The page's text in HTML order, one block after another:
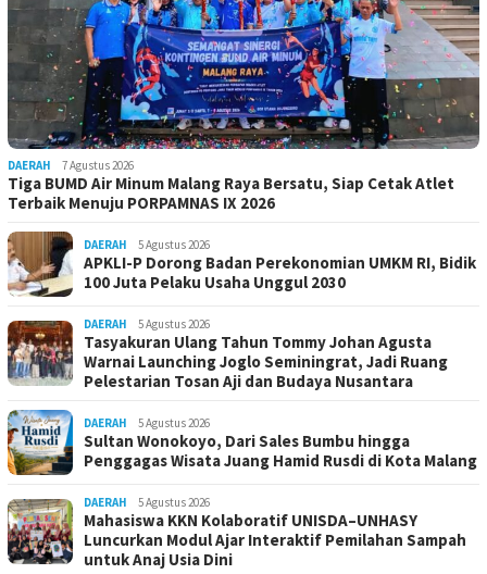
DAERAH 7 Agustus 2026
Tiga BUMD Air Minum Malang Raya Bersatu, Siap Cetak Atlet
Terbaik Menuju PORPAMNAS IX 2026
DAERAH 5 Agustus 2026
APKLI-P Dorong Badan Perekonomian UMKM RI, Bidik
100 Juta Pelaku Usaha Unggul 2030
DAERAH 5 Agustus 2026
Tasyakuran Ulang Tahun Tommy Johan Agusta
Warnai Launching Joglo Seminingrat, Jadi Ruang
Pelestarian Tosan Aji dan Budaya Nusantara
DAERAH 5 Agustus 2026
Sultan Wonokoyo, Dari Sales Bumbu hingga
Penggagas Wisata Juang Hamid Rusdi di Kota Malang
DAERAH 5 Agustus 2026
Mahasiswa KKN Kolaboratif UNISDA–UNHASY
Luncurkan Modul Ajar Interaktif Pemilahan Sampah
untuk Anaj Usia Dini